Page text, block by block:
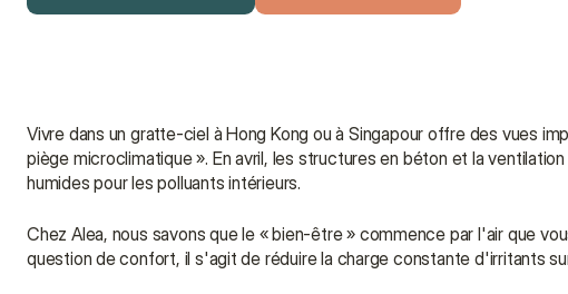
Vivre dans un gratte-ciel à Hong Kong ou à Singapour offre des vues
piège microclimatique ». En avril, les structures en béton et la
humides pour les polluants intérieurs.
Chez Alea, nous savons que le « bien-être » commence par l'air que
question de confort, il s'agit de réduire la charge constante d'irritants